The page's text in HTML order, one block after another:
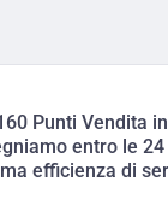
Punti Vendita
entro le
efficienza di